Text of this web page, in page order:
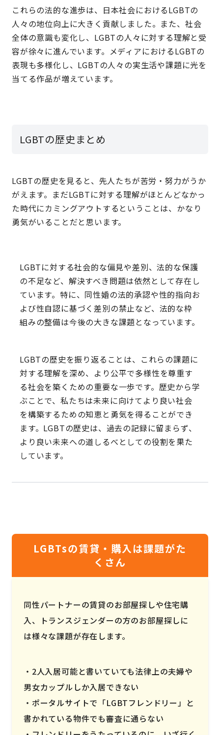
これらの法的な進歩は、日本社会におけるLGBTの
人々の地位向上に大きく貢献しました。また、社会
全体の意識も変化し、LGBTの人々に対する理解と受
容が徐々に進んでいます。メディアにおけるLGBTの
表現も多様化し、LGBTの人々の実生活や課題に光を
当てる作品が増えています。
LGBTの歴史まとめ
LGBTの歴史を見ると、先人たちが苦労・努力がうか
がえます。まだLGBTに対する理解がほとんどなかっ
た時代にカミングアウトするということは、かなり
勇気がいることだと思います。
LGBTに対する社会的な偏見や差別、法的な保護
の不足など、解決すべき問題は依然として存在し
ています。特に、同性婚の法的承認や性的指向お
よび性自認に基づく差別の禁止など、法的な枠
組みの整備は今後の大きな課題となっています。
LGBTの歴史を振り返ることは、これらの課題に
対する理解を深め、より公平で多様性を尊重す
る社会を築くための重要な一歩です。歴史から学
ぶことで、私たちは未来に向けてより良い社会
を構築するための知恵と勇気を得ることができ
ます。LGBTの歴史は、過去の記録に留まらず、
より良い未来への道しるべとしての役割を果た
しています。
LGBTsの賃貸・購入は課題がた
くさん
同性パートナーの賃貸のお部屋探しや住宅購
入、トランスジェンダーの方のお部屋探しに
は様々な課題が存在します。
2人入居可能と書いていても法律上の夫婦や
男女カップルしか入居できない
ポータルサイトで「LGBTフレンドリー」と
書かれている物件でも審査に通らない